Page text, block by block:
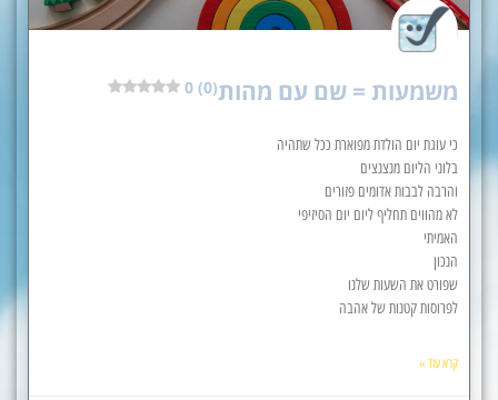
משמעות = שם עם מהות0 (0)
כי עוגת יום הולדת מפוארת ככל שתהיה
בלוני הליום מנצנצים
והרבה לבבות אדומים פזורים
לא מהווים תחליף ליום יום הסיזיפי
האמיתי
הנכון
שפורט את השעות שלנו
לפרוסות קטנות של אהבה
קרא עוד »